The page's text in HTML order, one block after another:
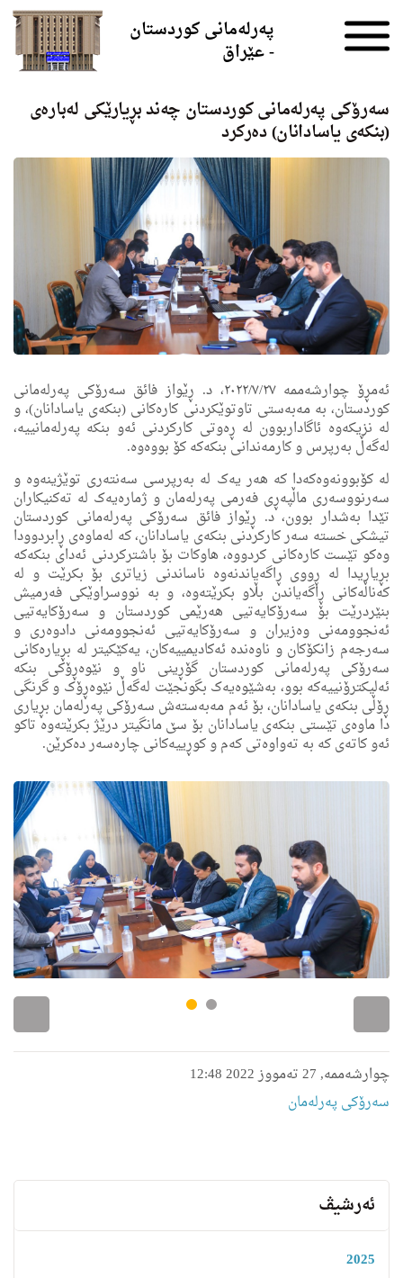
پەرلەمانی کوردستان
- عێراق
سەرۆکی پەرلەمانی کوردستان چەند بڕیارێکی لەبارەی
(بنکەی یاسادانان) دەرکرد
ئەمڕۆ چوارشەممە ۲۰۲۲/۷/۲۷، د. ڕێواز فائق سەرۆکی پەرلەمانی
کوردستان، بە مەبەستی تاوتوێکردنی کارەکانی (بنکەی یاسادانان)، و
لە نزیکەوە ئاگاداربوون لە ڕەوتی کارکردنی ئەو بنکە پەرلەمانییە،
لەگەڵ بەرپرس و کارمەندانی بنکەکە کۆ بووەوە.
لە کۆبوونەوەکەدا کە هەر یەک لە بەرپرسی سەنتەری توێژینەوە و
سەرنووسەری ماڵپەڕی فەرمی پەرلەمان و ژمارەیەک لە تەکنیکاران
تێدا بەشدار بوون، د. ڕێواز فائق سەرۆکی پەرلەمانی کوردستان
تیشکی خستە سەر کارکردنی بنکەی یاسادانان، کە لەماوەی ڕابردوودا
وەکو تێست کارەکانی کردووە، هاوکات بۆ باشترکردنی ئەدای بنکەکە
بڕیاریدا لە ڕووی ڕاگەیاندنەوە ناساندنی زیاتری بۆ بکرێت و لە
کەناڵەکانی ڕاگەیاندن بڵاو بکرێتەوە، و بە نووسراوێکی فەرمیش
بنێردرێت بۆ سەرۆکایەتیی هەرێمی کوردستان و سەرۆکایەتیی
ئەنجوومەنی وەزیران و سەرۆکایەتیی ئەنجوومەنی دادوەری و
سەرجەم زانکۆکان و ناوەندە ئەکادیمییەکان، یەکێکیتر لە بڕیارەکانی
سەرۆکی پەرلەمانی کوردستان گۆڕینی ناو و نێوەڕۆکی بنکە
ئەلیکترۆنییەکە بوو، بەشێوەیەک بگونجێت لەگەڵ نێوەڕۆک و گرنگی
ڕۆڵی بنکەی یاسادانان، بۆ ئەم مەبەستەش سەرۆکی پەرلەمان بڕیاری
دا ماوەی تێستی بنکەی یاسادانان بۆ سێ مانگیتر درێژ بکرێتەوە تاکو
ئەو کاتەی کە بە تەواوەتی کەم و کوڕییەکانی چارەسەر دەکرێن.
چوارشەممە, 27 تەمووز 2022 12:48
سەرۆکی پەرلەمان
ئەرشیڤ
2025